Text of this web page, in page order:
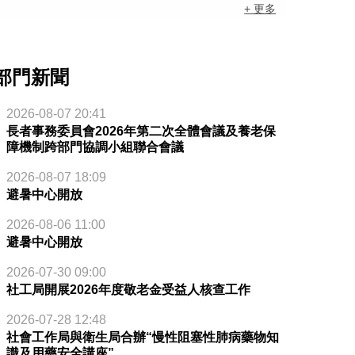
+ 更多
門新聞
2026-08-07 20:41
長者事務委員會2026年第二次全體會議及養老保
障機制跨部門協調小組聯合會議
2026-08-07 18:09
避暑中心開放
2026-08-06 11:00
避暑中心開放
2026-07-30 09:00
社工局開展2026年度敬老金受益人核查工作
2026-07-28 12:48
社會工作局與衛生局合辦“慢性阻塞性肺病藥物知